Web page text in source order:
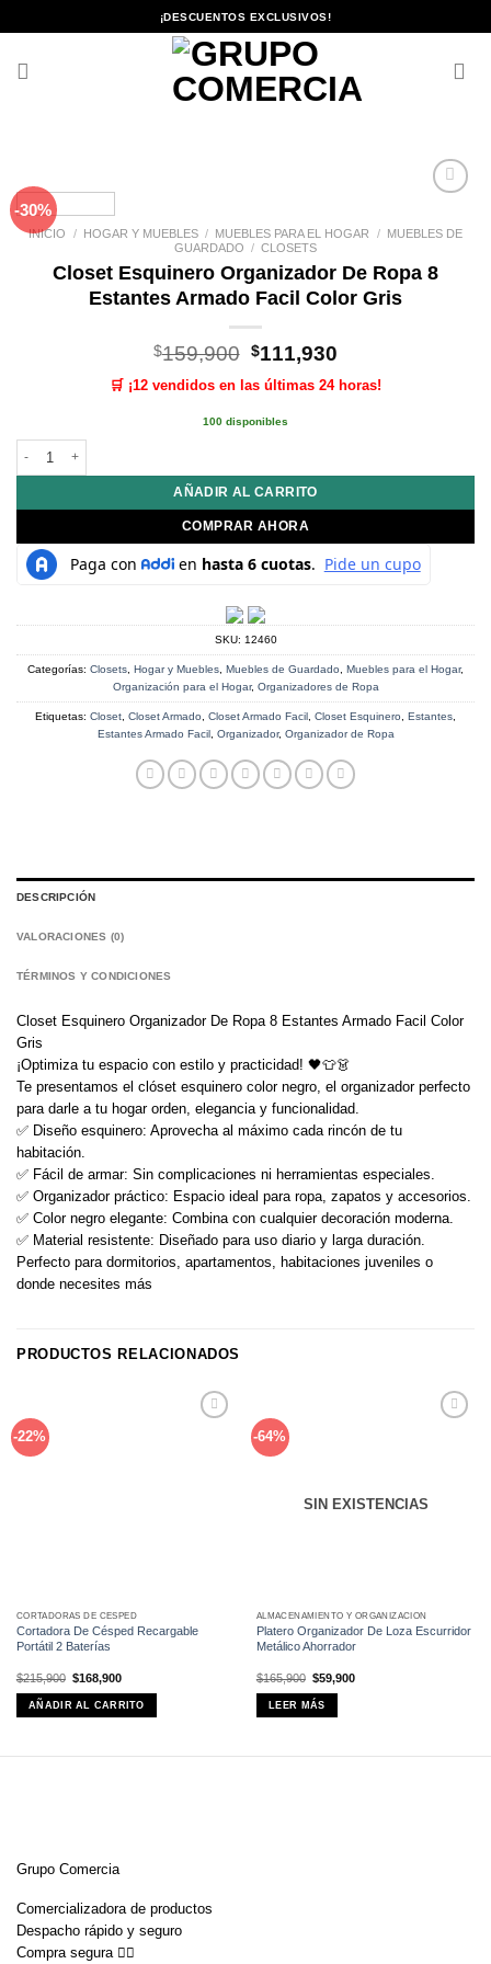
al
¡DESCUENTOS EXCLUSIVOS!
-30%
lista de
INICIO / HOGAR Y MUEBLES / MUEBLES PARA EL HOGAR /
MUEBLES DE
GUARDADO / CLOSETS
Closet Esquinero Organizador De Ropa 8
Estantes Armado Facil Color Gris
$159,900 El
precio
original
era:
$111,930
actual
🛒 ¡12 vendidos en las últimas 24 horas!
100 disponibles
Closet Esquinero Organizador De Ropa 8 Estantes Armado Facil Color Gris
AÑADIR AL CARRITO
COMPRAR AHORA
SKU: 12460
Categorías: Closets, Hogar y Muebles, Muebles de Guardado, Muebles para el Hogar,
Organización para el Hogar, Organizadores de Ropa
Etiquetas: Closet, Closet Armado, Closet Armado Facil, Closet Esquinero, Estantes,
Estantes Armado Facil, Organizador, Organizador de Ropa
DESCRIPCIÓN
VALORACIONES (0)
TÉRMINOS Y CONDICIONES
Closet Esquinero Organizador De Ropa 8 Estantes Armado Facil Color
Gris
¡Optimiza tu espacio con estilo y practicidad! 🖤👕👗
Te presentamos el clóset esquinero color negro, el organizador perfecto
para darle a tu hogar orden, elegancia y funcionalidad.
✅ Diseño esquinero: Aprovecha al máximo cada rincón de tu
habitación.
✅ Fácil de armar: Sin complicaciones ni herramientas especiales.
✅ Organizador práctico: Espacio ideal para ropa, zapatos y accesorios.
✅ Color negro elegante: Combina con cualquier decoración moderna.
✅ Material resistente: Diseñado para uso diario y larga duración.
Perfecto para dormitorios, apartamentos, habitaciones juveniles o
donde necesites más
PRODUCTOS RELACIONADOS
-22%
CORTADORAS DE CÉSPED
Cortadora De Césped Recargable
Portátil 2 Baterías
$215,900 El
precio
original
era:
$215,900.
$168,900El
actual
es:
$168,900.
AÑADIR AL CARRITO
-64%
SIN EXISTENCIAS
ALMACENAMIENTO Y ORGANIZACIÓN
Platero Organizador De Loza Escurridor
Metálico Ahorrador
$165,900 El
precio
original
era:
$165,900.
$59,900El
LEER MÁS
Grupo Comercia
Comercializadora de productos
Despacho rápido y seguro
Compra segura 👇🏼